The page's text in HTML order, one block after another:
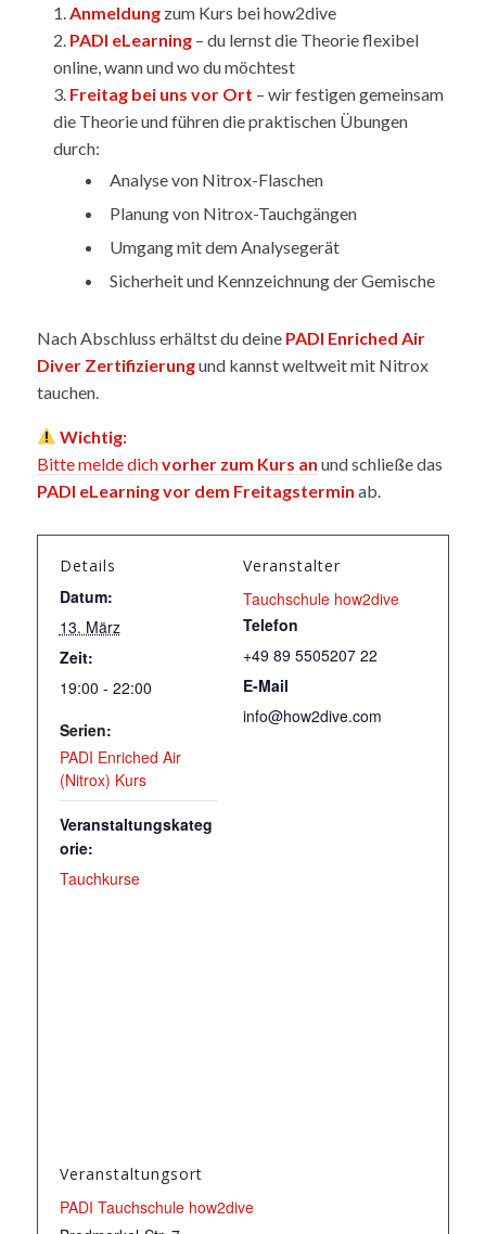
Anmeldungzum Kurs bei how2dive
PADI eLearning– du lernst die Theorie flexibel
online, wann und wo du möchtest
Freitag bei uns vor Ort – wir festigen gemeinsam
die Theorie und führen die praktischen Übungen
durch:
Analyse von Nitrox-Flaschen
Planung von Nitrox-Tauchgängen
Umgang mit dem Analysegerät
Sicherheit und Kennzeichnung der Gemische
Nach Abschluss erhältst du deine PADI Enriched Air
Diver Zertifizierungund kannst weltweit mit Nitrox
tauchen.
Wichtig:
Bitte melde dichvorher zum Kurs an und schließe das
PADI eLearning vor dem Freitagstermin ab.
Details
Datum:
13. März
Zeit:
19:00 - 22:00
Serien:
PADI Enriched Air
(Nitrox) Kurs
Veranstaltungskateg
orie:
Tauchkurse
Veranstalter
Tauchschule how2dive
Telefon
+49 89 5505207 22
E-Mail
info@how2dive.com
Veranstaltungsort
PADI Tauchschule how2dive